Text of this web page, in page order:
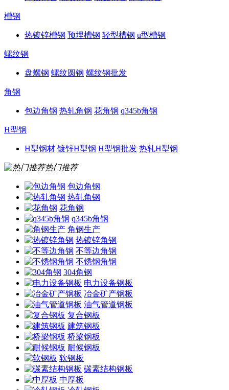
槽钢
热镀锌槽钢 预埋槽钢 轻型槽钢 u型槽钢
螺纹钢
盘螺钢 螺纹圆钢 螺纹钢批发
角钢
包边角钢 热轧角钢 花角钢 q345b角钢
H型钢
H型钢材 镀锌H型钢 H型钢批发 热轧H型钢
热门推荐
包边角钢
热轧角钢
花角钢
q345b角钢
角钢生产
热镀锌角钢
不等边角钢
不锈钢角钢
304角钢
电力设备钢板
冶金矿产钢板
油气管道钢板
复合钢板
建筑钢板
桥梁钢板
耐候钢板
软钢板
碳素结构钢板
中厚板